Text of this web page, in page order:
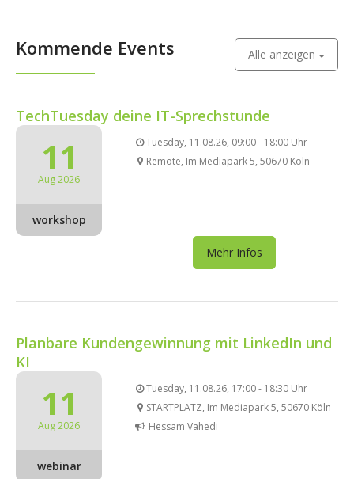
Kommende Events Alle anzeigen
TechTuesday deine IT-Sprechstunde
11
Aug 2026
workshop
Tuesday, 11.08.26, 09:00 - 18:00 Uhr
Remote, Im Mediapark 5, 50670 Köln
Mehr Infos
Planbare Kundengewinnung mit LinkedIn und
KI
11
Aug 2026
webinar
Tuesday, 11.08.26, 17:00 - 18:30 Uhr
STARTPLATZ, Im Mediapark 5, 50670 Köln
Hessam Vahedi